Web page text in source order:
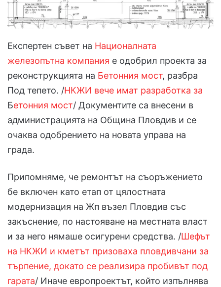
Експертен съвет на Националната
железопътна компания е одобрил проекта за
реконструкцията на Бетонния мост, разбра
Под тепето. /НКЖИ вече имат разработка за
Бетонния мост/ Документите са внесени в
администрацията на Община Пловдив и се
очаква одобрението на новата управа на
града.
Припомняме, че ремонтът на съоръжението
бе включен като етап от цялостната
модернизация на Жп възел Пловдив със
закъснение, по настояване на местната власт
и за него нямаше осигурени средства. /Шефът
на НКЖИ и кметът призоваха пловдивчани за
търпение, докато се реализира пробивът под
гарата/ Иначе европроектът, който изпълнява